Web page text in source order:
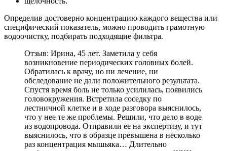
Определив достоверно концентрацию каждого вещества или
специфический показатель, можно проводить грамотную
водоочистку, подбирать подходящие фильтра.
Отзыв: Ирина, 45 лет. Заметила у себя
возникновение периодических головных болей.
Обратилась к врачу, но ни лечение, ни
обследование не дали положительного результата.
Спустя время боль не только усилилась, появились
головокружения. Встретила соседку по
лестничной клетке и в ходе разговора выяснилось,
что у нее те же проблемы. Решили, что дело в воде
из водопровода. Отправили ее на экспертизу, и тут
выяснилось, что в образце превышена в несколько
раз концентрация мышьяка… Длительно